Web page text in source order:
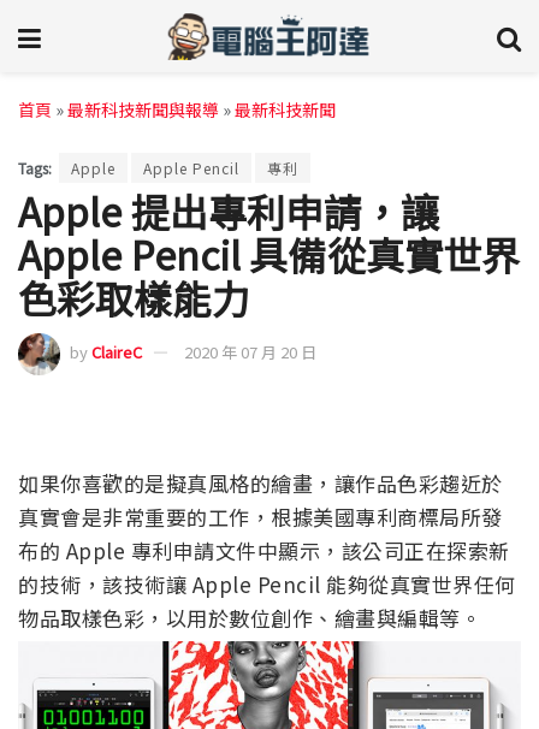
首頁 »最新科技新聞與報導 »最新科技新聞
Tags: Apple Apple Pencil 專利
Apple 提出專利申請，讓
Apple Pencil 具備從真實世界
色彩取樣能力
byClaireC 2020 年 07 月 20 日
如果你喜歡的是擬真風格的繪畫，讓作品色彩趨近於
真實會是非常重要的工作，根據美國專利商標局所發
布的 Apple 專利申請文件中顯示，該公司正在探索新
的技術，該技術讓 Apple Pencil 能夠從真實世界任何
物品取樣色彩，以用於數位創作、繪畫與編輯等。